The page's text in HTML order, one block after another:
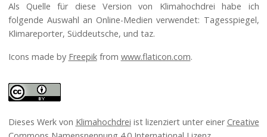
Als Quelle für diese Version von Klimahochdrei habe ich
folgende Auswahl an Online-Medien verwendet: Tagesspiegel,
Klimareporter, Süddeutsche, und taz.
Icons made by Freepikfrom www.flaticon.com.
Dieses Werk von Klimahochdrei ist lizenziert unter einer Creative